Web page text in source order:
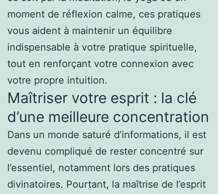
moment de réflexion calme, ces pratiques
vous aident à maintenir un équilibre
indispensable à votre pratique spirituelle,
tout en renforçant votre connexion avec
votre propre intuition.
Maîtriser votre esprit : la clé
d’une meilleure concentration
Dans un monde saturé d’informations, il est
devenu compliqué de rester concentré sur
l’essentiel, notamment lors des pratiques
divinatoires. Pourtant, la maîtrise de l’esprit